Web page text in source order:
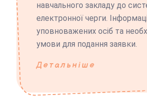
навчального закладу до
електронної черги.
уповноважених осіб та
умови для подання заявки.
Детальніше